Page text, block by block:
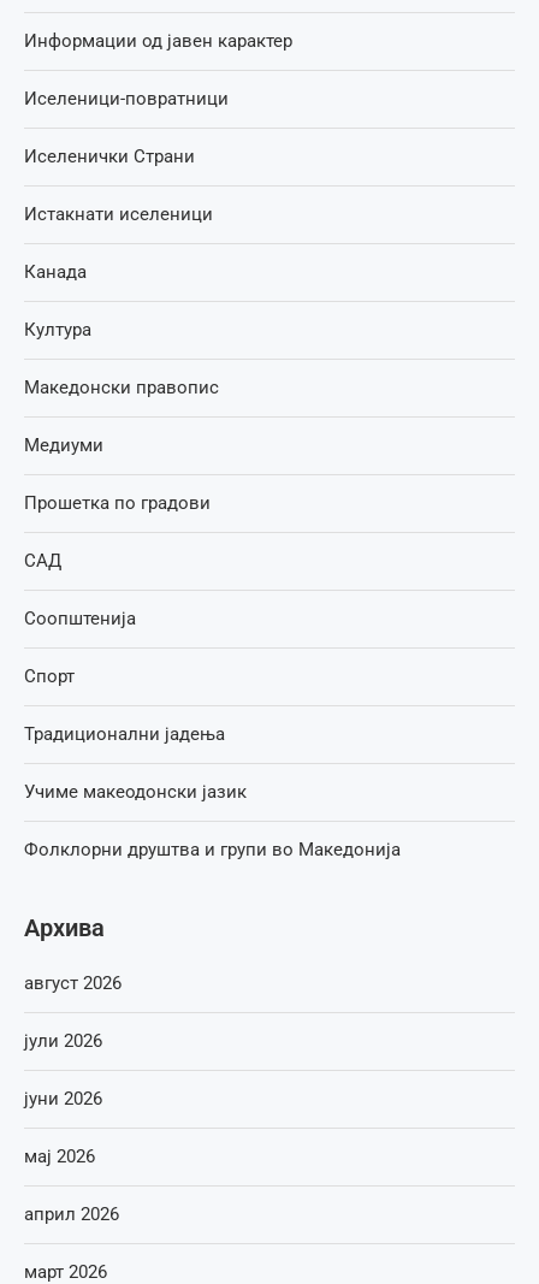
Информации од јавен карактер
Иселеници-повратници
Иселенички Страни
Истакнати иселеници
Канада
Култура
Македонски правопис
Медиуми
Прошетка по градови
САД
Соопштенија
Спорт
Традиционални јадења
Учиме макеодонски јазик
Фолклорни друштва и групи во Македонија
Архива
август 2026
јули 2026
јуни 2026
мај 2026
април 2026
март 2026